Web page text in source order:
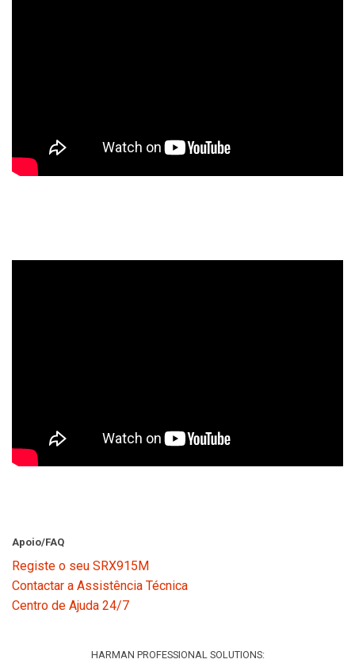
Apoio/FAQ
Registe o seu SRX915M
Contactar a Assistência Técnica
Centro de Ajuda 24/7
HARMAN PROFESSIONAL SOLUTIONS: